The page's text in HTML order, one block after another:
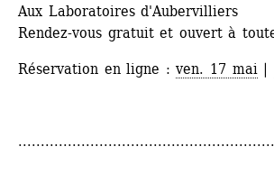
Aux Laboratoires d'Aubervilliers
Rendez-vous gratuit et ouvert à
Réservation en ligne : ven. 17 mai|